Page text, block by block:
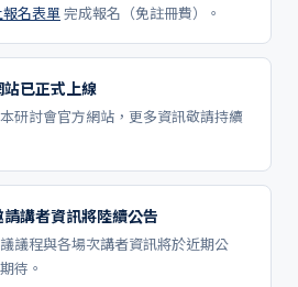
名表單完成報名（免註冊費）。
已正式上線
研討會官方網站，更多資訊敬請持續
講者資訊將陸續公告
議程與各場次講者資訊將於近期公
待。